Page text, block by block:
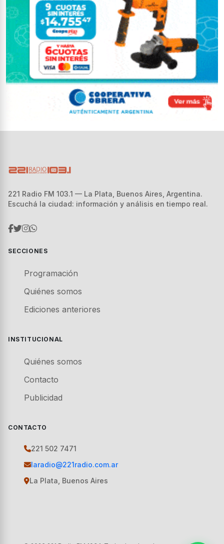
221 Radio FM 103.1 — La Plata, Buenos Aires, Argentina.
Escuchá la ciudad: información y análisis en tiempo real.
SECCIONES
Programación
Quiénes somos
Ediciones anteriores
INSTITUCIONAL
Quiénes somos
Contacto
Publicidad
CONTACTO
221 502 7471
laradio@221radio.com.ar
La Plata, Buenos Aires